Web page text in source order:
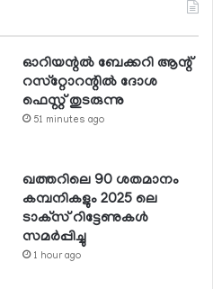
ഓറിയന്റല്‍ ബേക്കറി ആന്റ്
റസ്‌റ്റോറന്റില്‍ ദോശ
ഫെസ്റ്റ് തുടരുന്നു
51 minutes ago
ഖത്തറിലെ 90 ശതമാനം
കമ്പനികളും 2025 ലെ
ടാക്‌സ് റിട്ടേണുകള്‍
സമര്‍പ്പിച്ചു
1 hour ago